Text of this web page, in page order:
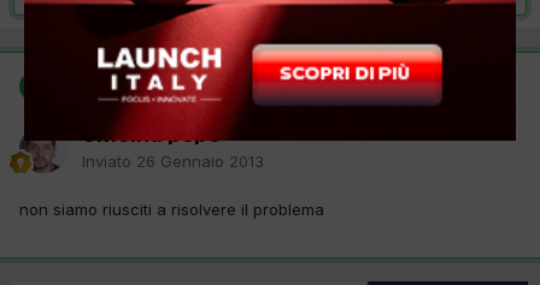
SOLUZIONE
Inviato 26 Gennaio 2013
non siamo riusciti a risolvere il problema